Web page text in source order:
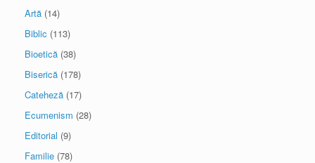
Artă (14)
Biblic (113)
Bioetică (38)
Biserică (178)
Cateheză (17)
Ecumenism (28)
Editorial (9)
Familie (78)